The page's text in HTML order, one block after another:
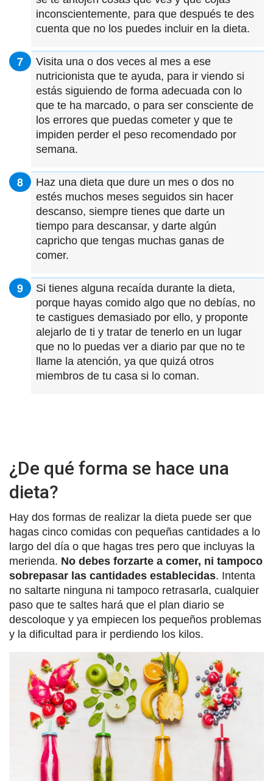
inconscientemente, para que después te des
cuenta que no los puedes incluir en la dieta.
Visita una o dos veces al mes a ese
nutricionista que te ayuda, para ir viendo si
estás siguiendo de forma adecuada con lo
que te ha marcado, o para ser consciente de
los errores que puedas cometer y que te
impiden perder el peso recomendado por
semana.
Haz una dieta que dure un mes o dos no
estés muchos meses seguidos sin hacer
descanso, siempre tienes que darte un
tiempo para descansar, y darte algún
capricho que tengas muchas ganas de
comer.
Si tienes alguna recaída durante la dieta,
porque hayas comido algo que no debías, no
te castigues demasiado por ello, y proponte
alejarlo de ti y tratar de tenerlo en un lugar
que no lo puedas ver a diario par que no te
llame la atención, ya que quizá otros
miembros de tu casa si lo coman.
¿De qué forma se hace una
dieta?
Hay dos formas de realizar la dieta puede ser que
hagas cinco comidas con pequeñas cantidades a lo
largo del día o que hagas tres pero que incluyas la
merienda. No debes forzarte a comer, ni tampoco
sobrepasar las cantidades establecidas. Intenta
no saltarte ninguna ni tampoco retrasarla, cualquier
paso que te saltes hará que el plan diario se
descoloque y ya empiecen los pequeños problemas
y la dificultad para ir perdiendo los kilos.